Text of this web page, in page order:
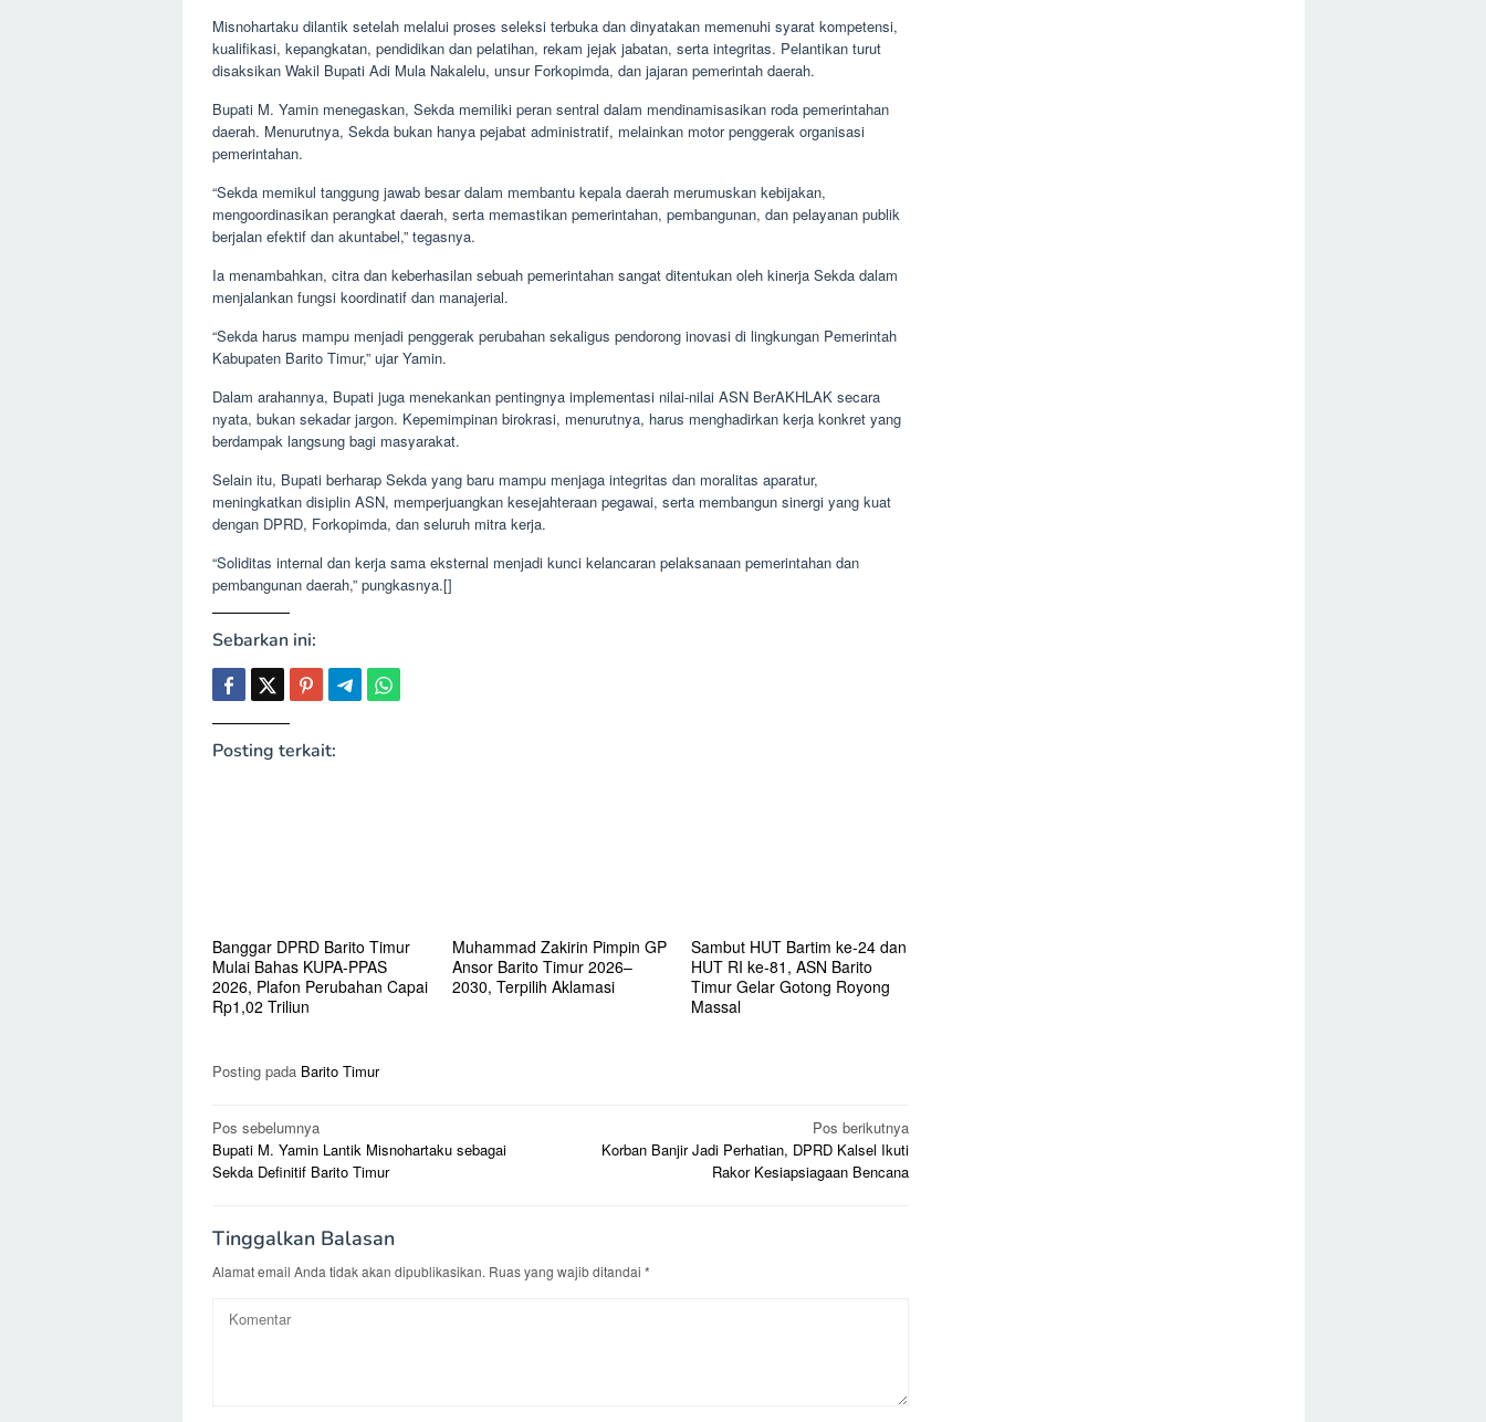
Misnohartaku dilantik setelah melalui proses seleksi terbuka dan dinyatakan memenuhi syarat kompetensi,
kualifikasi, kepangkatan, pendidikan dan pelatihan, rekam jejak jabatan, serta integritas. Pelantikan turut
disaksikan Wakil Bupati Adi Mula Nakalelu, unsur Forkopimda, dan jajaran pemerintah daerah.
Bupati M. Yamin menegaskan, Sekda memiliki peran sentral dalam mendinamisasikan roda pemerintahan
daerah. Menurutnya, Sekda bukan hanya pejabat administratif, melainkan motor penggerak organisasi
pemerintahan.
“Sekda memikul tanggung jawab besar dalam membantu kepala daerah merumuskan kebijakan,
mengoordinasikan perangkat daerah, serta memastikan pemerintahan, pembangunan, dan pelayanan publik
berjalan efektif dan akuntabel,” tegasnya.
Ia menambahkan, citra dan keberhasilan sebuah pemerintahan sangat ditentukan oleh kinerja Sekda dalam
menjalankan fungsi koordinatif dan manajerial.
“Sekda harus mampu menjadi penggerak perubahan sekaligus pendorong inovasi di lingkungan Pemerintah
Kabupaten Barito Timur,” ujar Yamin.
Dalam arahannya, Bupati juga menekankan pentingnya implementasi nilai-nilai ASN BerAKHLAK secara
nyata, bukan sekadar jargon. Kepemimpinan birokrasi, menurutnya, harus menghadirkan kerja konkret yang
berdampak langsung bagi masyarakat.
Selain itu, Bupati berharap Sekda yang baru mampu menjaga integritas dan moralitas aparatur,
meningkatkan disiplin ASN, memperjuangkan kesejahteraan pegawai, serta membangun sinergi yang kuat
dengan DPRD, Forkopimda, dan seluruh mitra kerja.
“Soliditas internal dan kerja sama eksternal menjadi kunci kelancaran pelaksanaan pemerintahan dan
pembangunan daerah,” pungkasnya.[]
Sebarkan ini:
Posting terkait:
Banggar DPRD Barito Timur
Mulai Bahas KUPA-PPAS
2026, Plafon Perubahan Capai
Rp1,02 Triliun
Muhammad Zakirin Pimpin GP
Ansor Barito Timur 2026–
2030, Terpilih Aklamasi
Sambut HUT Bartim ke-24 dan
HUT RI ke-81, ASN Barito
Timur Gelar Gotong Royong
Massal
Posting pada Barito Timur
Navigasi
pos
Pos sebelumnya
Bupati M. Yamin Lantik Misnohartaku sebagai
Sekda Definitif Barito Timur
Pos berikutnya
Korban Banjir Jadi Perhatian, DPRD Kalsel Ikuti
Rakor Kesiapsiagaan Bencana
Tinggalkan Balasan
Alamat email Anda tidak akan dipublikasikan. Ruas yang wajib ditandai *